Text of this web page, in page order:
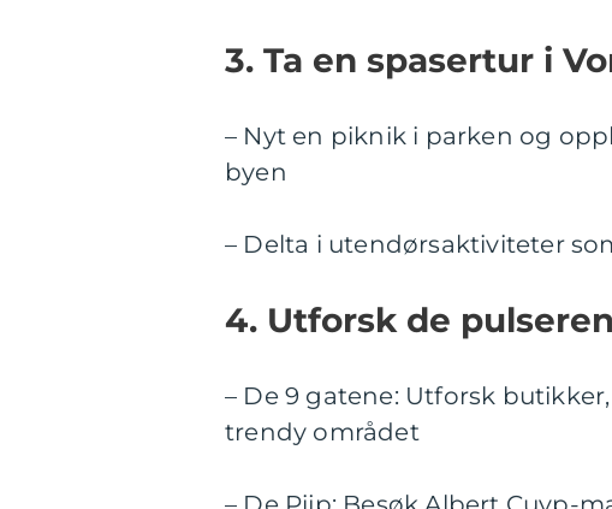
3. Ta en spasertur i
– Nyt en piknik i parken og
byen
– Delta i utendørsaktiviteter
4. Utforsk de
– De 9 gatene: Utforsk
trendy området